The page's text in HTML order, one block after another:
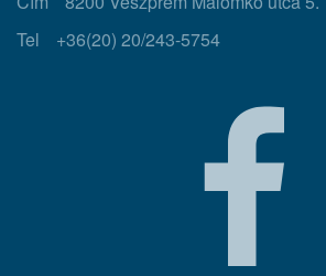
Tel
+36(20) 20/243-5754